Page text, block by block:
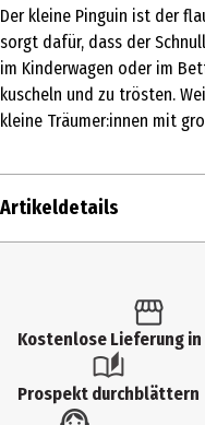
Der kleine Pinguin ist der
sorgt dafür, dass der
im Kinderwagen oder im
kuscheln und zu trösten.
kleine Träumer:innen mit
Artikeldetails
Produkttyp
Sonstiges Spielzeug
Altersempfehlung ab
Kostenlose Lieferung
Prospekt durchblättern